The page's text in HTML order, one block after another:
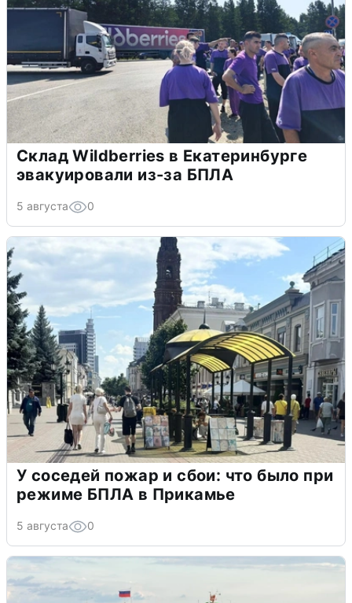
Склад Wildberries в Екатеринбурге
эвакуировали из-за БПЛА
5 августа 0
У соседей пожар и сбои: что было при
режиме БПЛА в Прикамье
5 августа 0